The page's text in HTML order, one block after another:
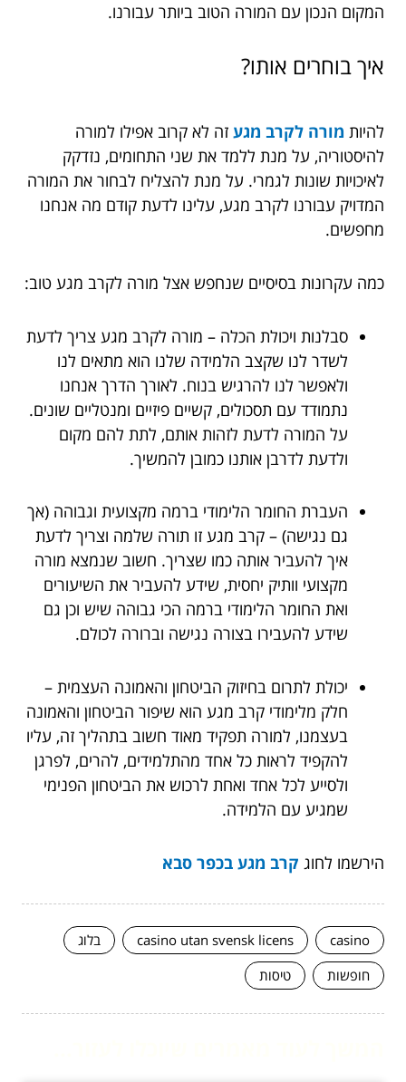
המקום הנכון עם המורה הטוב ביותר עבורנו.
איך בוחרים אותו?
להיות מורה לקרב מגע זה לא קרוב אפילו למורה
להיסטוריה, על מנת ללמד את שני התחומים, נזדקק
לאיכויות שונות לגמרי. על מנת להצליח לבחור את המורה
המדויק עבורנו לקרב מגע, עלינו לדעת קודם מה אנחנו
מחפשים.
כמה עקרונות בסיסיים שנחפש אצל מורה לקרב מגע טוב:
סבלנות ויכולת הכלה – מורה לקרב מגע צריך לדעת
לשדר לנו שקצב הלמידה שלנו הוא מתאים לנו
ולאפשר לנו להרגיש בנוח. לאורך הדרך אנחנו
נתמודד עם תסכולים, קשיים פיזיים ומנטליים שונים.
על המורה לדעת לזהות אותם, לתת להם מקום
ולדעת לדרבן אותנו כמובן להמשיך.
העברת החומר הלימודי ברמה מקצועית וגבוהה (אך
גם נגישה) – קרב מגע זו תורה שלמה וצריך לדעת
איך להעביר אותה כמו שצריך. חשוב שנמצא מורה
מקצועי וותיק יחסית, שידע להעביר את השיעורים
ואת החומר הלימודי ברמה הכי גבוהה שיש וכן גם
שידע להעבירו בצורה נגישה וברורה לכולם.
יכולת לתרום בחיזוק הביטחון והאמונה העצמית –
חלק מלימודי קרב מגע הוא שיפור הביטחון והאמונה
בעצמנו, למורה תפקיד מאוד חשוב בתהליך זה, עליו
להקפיד לראות כל אחד מהתלמידים, להרים, לפרגן
ולסייע לכל אחד ואחת לרכוש את הביטחון הפנימי
שמגיע עם הלמידה.
הירשמו לחוג קרב מגע בכפר סבא
casino
casino utan svensk licens
בלוג
חופשות
טיסות